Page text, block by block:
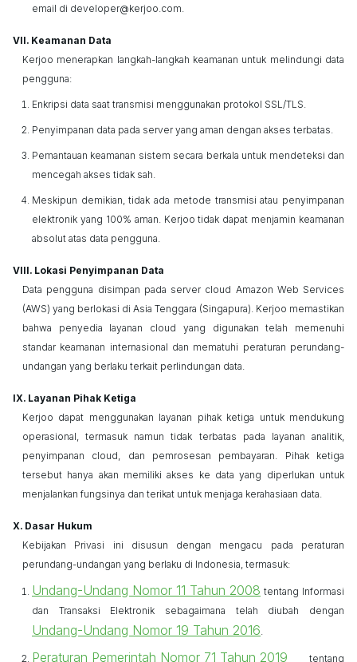
email di developer@kerjoo.com.
Keamanan Data
Kerjoo menerapkan langkah-langkah keamanan untuk melindungi data
pengguna:
Enkripsi data saat transmisi menggunakan protokol SSL/TLS.
Penyimpanan data pada server yang aman dengan akses terbatas.
Pemantauan keamanan sistem secara berkala untuk mendeteksi dan
mencegah akses tidak sah.
Meskipun demikian, tidak ada metode transmisi atau penyimpanan
elektronik yang 100% aman. Kerjoo tidak dapat menjamin keamanan
absolut atas data pengguna.
Lokasi Penyimpanan Data
Data pengguna disimpan pada server cloud Amazon Web Services
(AWS) yang berlokasi di Asia Tenggara (Singapura). Kerjoo memastikan
bahwa penyedia layanan cloud yang digunakan telah memenuhi
standar keamanan internasional dan mematuhi peraturan perundang-
undangan yang berlaku terkait perlindungan data.
Layanan Pihak Ketiga
Kerjoo dapat menggunakan layanan pihak ketiga untuk mendukung
operasional, termasuk namun tidak terbatas pada layanan analitik,
penyimpanan cloud, dan pemrosesan pembayaran. Pihak ketiga
tersebut hanya akan memiliki akses ke data yang diperlukan untuk
menjalankan fungsinya dan terikat untuk menjaga kerahasiaan data.
Dasar Hukum
Kebijakan Privasi ini disusun dengan mengacu pada peraturan
perundang-undangan yang berlaku di Indonesia, termasuk:
Undang-Undang Nomor 11 Tahun 2008 tentang Informasi
dan Transaksi Elektronik sebagaimana telah diubah dengan
Undang-Undang Nomor 19 Tahun 2016.
Peraturan Pemerintah Nomor 71 Tahun 2019
tentang